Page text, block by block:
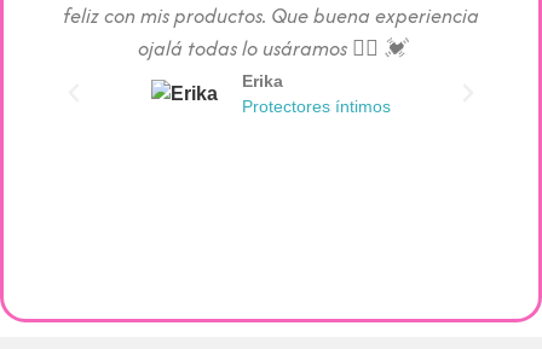
feliz con mis productos. Que buena experiencia
ojalá todas lo usáramos 👯‍♀️ 💓
Erika
Protectores íntimos